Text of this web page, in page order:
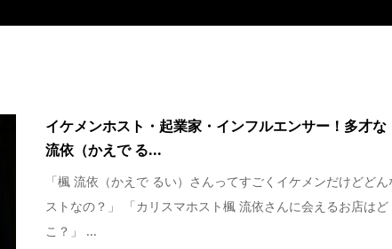
イケメンホスト・起業家・インフルエンサー！多才な
流依（かえで る...
「楓 流依（かえで るい）さんってすごくイケメンだけどど
ストなの？」 「カリスマホスト楓 流依さんに会えるお店はど
こ？」 ...